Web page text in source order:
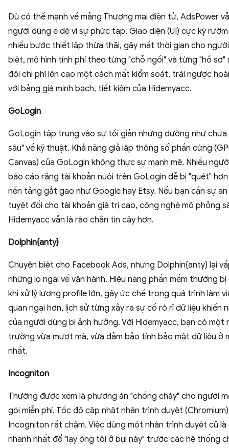
Dù có thế mạnh về mảng Thương mại điện tử, AdsPower
người dùng e dè vì sự phức tạp. Giao diện (UI) cực kỳ
nhiều bước thiết lập thừa thãi, gây mất thời gian cho
biệt, mô hình tính phí theo từng "chỗ ngồi" và từng "hồ sơ"
đội chi phí lên cao một cách mất kiểm soát, trái ngược
với bảng giá minh bạch, tiết kiệm của Hidemyacc.
GoLogin
GoLogin tập trung vào sự tối giản nhưng dường như chưa
sâu" về kỹ thuật. Khả năng giả lập thông số phần cứng
Canvas) của GoLogin không thực sự mạnh mẽ. Nhiều
báo cáo rằng tài khoản nuôi trên GoLogin dễ bị "quét"
nền tảng gắt gao như Google hay Etsy. Nếu bạn cần sự
tuyệt đối cho tài khoản giá trị cao, công nghệ mô phỏng
Hidemyacc vẫn là rào chắn tin cậy hơn.
Dolphin{anty}
Chuyên biệt cho Facebook Ads, nhưng Dolphin{anty} lại
những lo ngại về vận hành. Hiệu năng phần mềm thường
khi xử lý lượng profile lớn, gây ức chế trong quá trình làm
quan ngại hơn, lịch sử từng xảy ra sự cố rò rỉ dữ liệu khiến
của người dùng bị ảnh hưởng. Với Hidemyacc, bạn có một
trường vừa mượt mà, vừa đảm bảo tính bảo mật dữ liệu ở
nhất.
Incogniton
Thường được xem là phương án "chống cháy" cho người
gói miễn phí. Tốc độ cập nhật nhân trình duyệt
Incogniton rất chậm. Việc dùng một nhân trình duyệt cũ là
nhanh nhất để "lạy ông tôi ở bụi này" trước các hệ thống